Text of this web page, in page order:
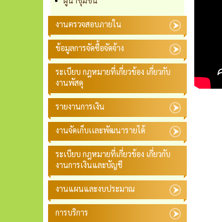
งานตรวจสอบภายใน
ข้อมูลการจัดซื้อจัดจ้าง
ระเบียบ กฎหมายที่เกี่ยวข้อง เกี่ยวกับ
งานพัสดุ
รายงานการเงิน
งานจัดเก็บเเละพัฒนารายได้
ระเบียบ กฎหมายที่เกี่ยวข้อง เกี่ยวกับ
งานการเงินและบัญชี
งานแผนและงบประมาณ
การบริการ